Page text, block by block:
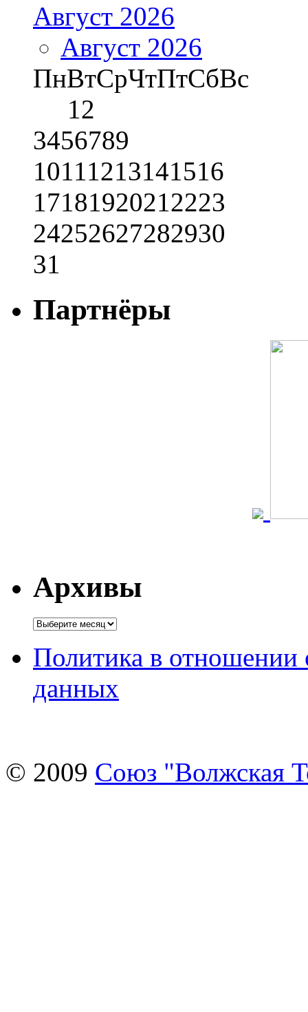
Август 2026
Август 2026
ПнВтСрЧтПтСбВс
1 2
3456789
1011 1213141516
1718192021 2223
24252627282930
31
Партнёры
Архивы
Архивы
Политика в отношении
данных
© 2009 Союз "Волжская